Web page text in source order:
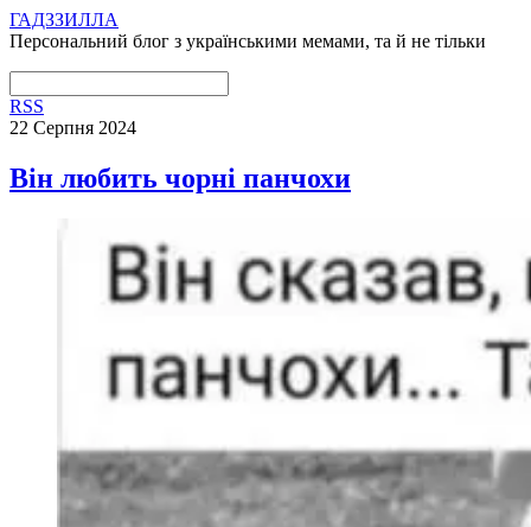
ГАДЗЗИЛЛА
Персональний блог з українськими мемами, та й не тільки
RSS
22 Серпня 2024
Він любить чорні панчохи